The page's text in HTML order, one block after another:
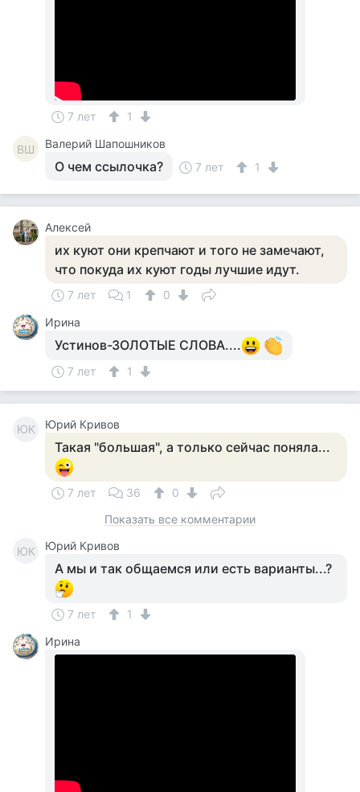
7 лет 1
ВШ Валерий Шапошников
О чем ссылочка? 7 лет 1
Алексей
их куют они крепчают и того не замечают,
что покуда их куют годы лучшие идут.
7 лет 1
0
Ирина
Устинов-ЗОЛОТЫЕ СЛОВА....
7 лет 1
ЮК Юрий Кривов
Такая "большая", а только сейчас поняла...
7 лет 36
0
Показать все комментарии
ЮК Юрий Кривов
А мы и так общаемся или есть варианты...?
7 лет
1
Ирина